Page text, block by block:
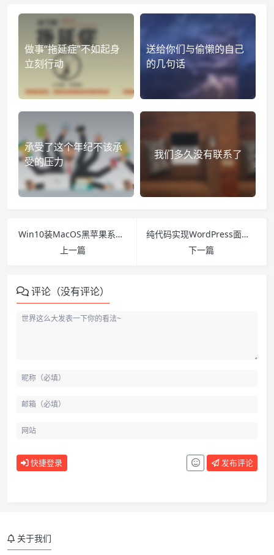
做事“拖延症”不如起身
立刻行动
送给你们与偷懒的自己
的几句话
承受了这个年纪不该承
受的压力
我们多久没有联系了
Win10装MacOS黑苹果系统双系统
上一篇
纯代码实现WordPress面包屑导航
下一篇
评论（没有评论）
快捷登录 发布评论
关于我们